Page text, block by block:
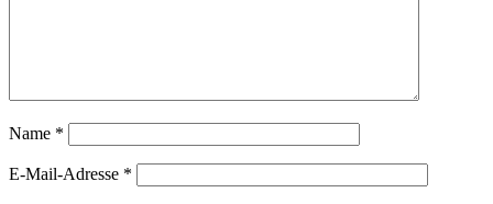
Name *
E-Mail-Adresse *